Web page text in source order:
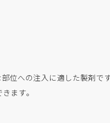
位への注入に適した製剤で
ます。